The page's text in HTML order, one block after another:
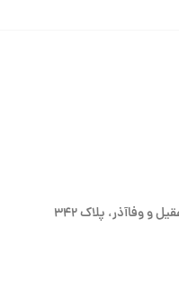
و وفاآذر، پلاک 342